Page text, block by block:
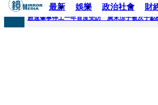
最新 娛樂 政治社會 財
快訊